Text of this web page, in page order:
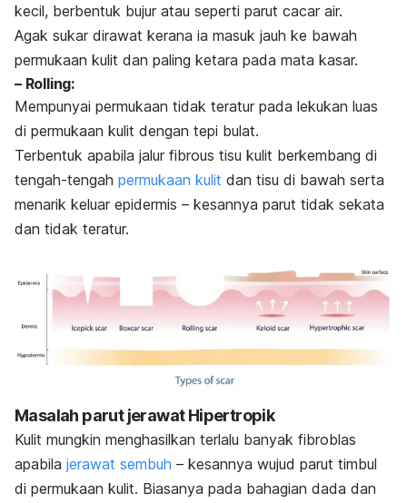
kecil, berbentuk bujur atau seperti parut cacar air.
Agak sukar dirawat kerana ia masuk jauh ke bawah
permukaan kulit dan paling ketara pada mata kasar.
– Rolling:
Mempunyai permukaan tidak teratur pada lekukan luas
di permukaan kulit dengan tepi bulat.
Terbentuk apabila jalur fibrous tisu kulit berkembang di
tengah-tengah permukaan kulit dan tisu di bawah serta
menarik keluar epidermis – kesannya parut tidak sekata
dan tidak teratur.
Masalah parut jerawat Hipertropik
Kulit mungkin menghasilkan terlalu banyak fibroblas
apabila jerawat sembuh – kesannya wujud parut timbul
di permukaan kulit. Biasanya pada bahagian dada dan